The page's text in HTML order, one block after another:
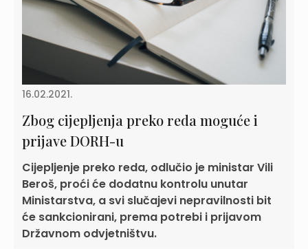
16.02.2021.
Zbog cijepljenja preko reda moguće i
prijave DORH-u
Cijepljenje preko reda, odlučio je ministar Vili
Beroš, proći će dodatnu kontrolu unutar
Ministarstva, a svi slučajevi nepravilnosti bit
će sankcionirani, prema potrebi i prijavom
Državnom odvjetništvu.